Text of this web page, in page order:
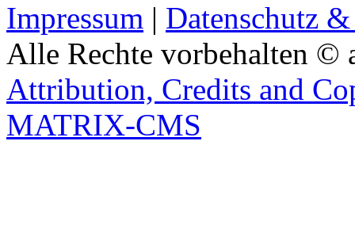
Impressum | Datenschutz
Alle Rechte vorbehalten ©
Attribution, Credits and
MATRIX-CMS